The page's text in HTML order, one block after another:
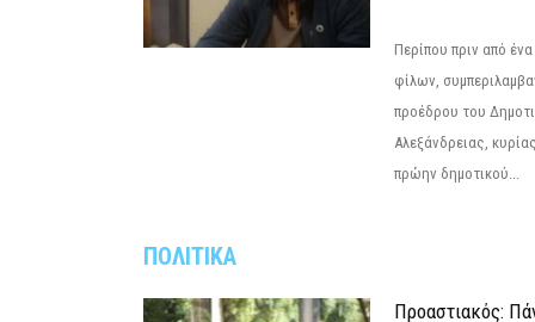
Περίπου πριν από
φίλων,
προέδρου του
Αλεξάνδρειας,
πρώην δημοτικού...
ΠΟΛΙΤΙΚΑ
Προαστιακός: